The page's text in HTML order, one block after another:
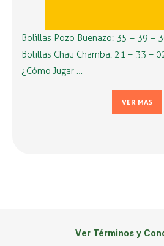
Bolillas Pozo Buenazo: 35 – 39 –
Bolillas Chau Chamba: 21 – 33 –
¿Cómo Jugar …
VER MÁS
Ver Términos y